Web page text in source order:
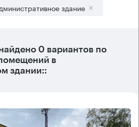
здание
0 вариантов по
в
здании::